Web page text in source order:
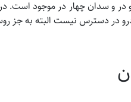
در دسترس نیست البته به جز